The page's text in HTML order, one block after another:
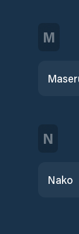
M
N
Nako